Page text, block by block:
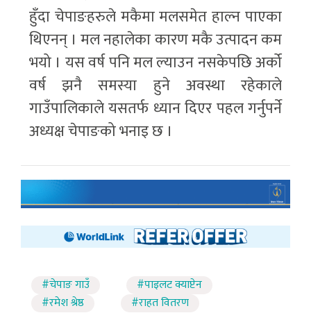
हुँदा चेपाङहरुले मकैमा मलसमेत हाल्न पाएका
थिएनन् । मल नहालेका कारण मकै उत्पादन कम
भयो । यस वर्ष पनि मल ल्याउन नसकेपछि अर्को
वर्ष झनै समस्या हुने अवस्था रहेकाले
गाउँपालिकाले यसतर्फ ध्यान दिएर पहल गर्नुपर्ने
अध्यक्ष चेपाङको भनाइ छ ।
#चेपाङ गाउँ
#पाइलट क्याप्टेन
#रमेश श्रेष्ठ
#राहत वितरण